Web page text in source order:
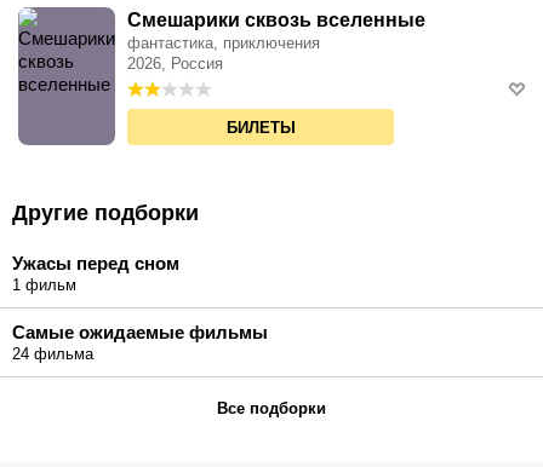
Смешарики сквозь вселенные
фантастика, приключения
2026, Россия
БИЛЕТЫ
Другие подборки
Ужасы перед сном
1 фильм
Самые ожидаемые фильмы
24 фильма
Все подборки